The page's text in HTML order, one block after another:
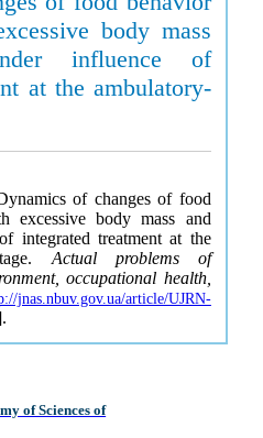
body mass
influence of
at the ambulatory-
of changes of food
excessive body mass and
integrated treatment at the
Actual problems of
occupational health,
jnas.nbuv.gov.ua/article/UJRN-
of Sciences of